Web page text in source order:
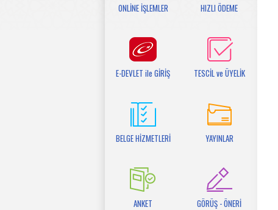
ONLİNE İŞLEMLER HIZLI ÖDEME
E-DEVLET ile GİRİŞ TESCİL ve ÜYELİK
BELGE HİZMETLERİ YAYINLAR
ANKET GÖRÜŞ - ÖNERİ